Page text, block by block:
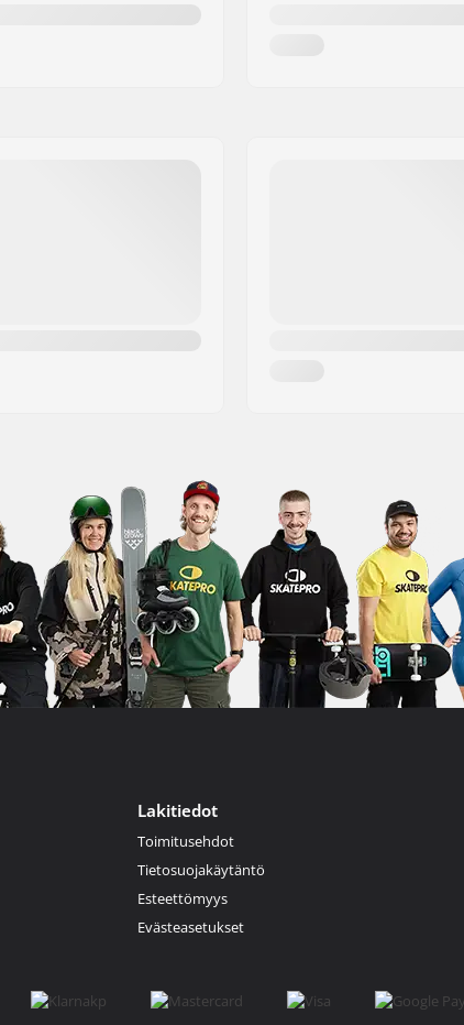
Lakitiedot
Toimitusehdot
Tietosuojakäytäntö
Esteettömyys
Evästeasetukset